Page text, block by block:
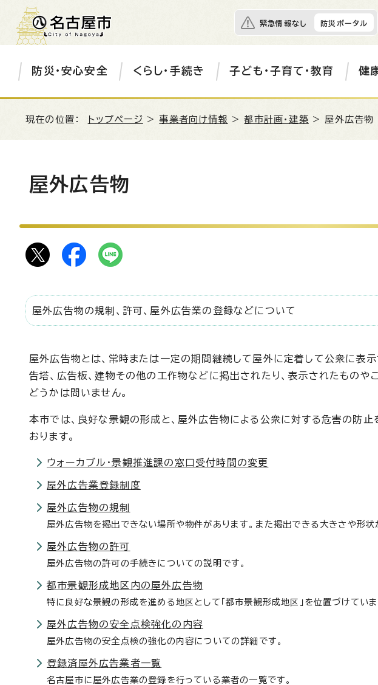
緊急情報なし 防災ポータル
防災・安心安全 くらし・手続き 子ども・子育て・教育 健
現在の位置： トップページ >事業者向け情報 >都市計画・建築 > 屋外広告物
屋外広告物
屋外広告物の規制、許可、屋外広告業の登録などについて
屋外広告物とは、常時または一定の期間継続して屋外に定着して公衆に表示
告塔、広告板、建物その他の工作物などに掲出されたり、表示されたものや
どうかは問いません。
本市では、良好な景観の形成と、屋外広告物による公衆に対する危害の防
おります。
ウォーカブル・景観推進課の窓口受付時間の変更
屋外広告業登録制度
屋外広告物の規制
屋外広告物を掲出できない場所や物件があります。また掲出できる大きさや形状
屋外広告物の許可
屋外広告物の許可の手続きについての説明です。
都市景観形成地区内の屋外広告物
特に良好な景観の形成を進める地区として「都市景観形成地区」を位置づけていま
屋外広告物の安全点検強化の内容
屋外広告物の安全点検の強化の内容についての詳細です。
登録済屋外広告業者一覧
名古屋市に屋外広告業の登録を行っている業者の一覧です。